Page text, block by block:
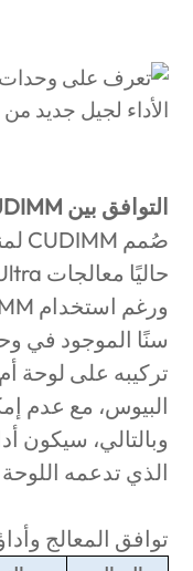
التوافق بين
صُمم CUDIMM
حاليًا معالجات
ورغم استخدام
سنًا الموجود في
تركيبه على لوحة
البيوس، مع عدم
وبالتالي، سيكون
الذي تدعمه اللوحة
توافق المعالج